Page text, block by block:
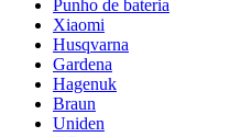
Punho de bateria
Xiaomi
Husqvarna
Gardena
Hagenuk
Braun
Uniden